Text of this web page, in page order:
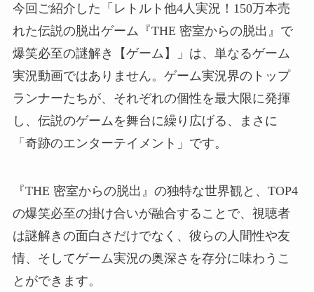
今回ご紹介した「レトルト他4人実況！150万本売
れた伝説の脱出ゲーム『THE 密室からの脱出』で
爆笑必至の謎解き【ゲーム】」は、単なるゲーム
実況動画ではありません。ゲーム実況界のトップ
ランナーたちが、それぞれの個性を最大限に発揮
し、伝説のゲームを舞台に繰り広げる、まさに
「奇跡のエンターテイメント」です。
『THE 密室からの脱出』の独特な世界観と、TOP4
の爆笑必至の掛け合いが融合することで、視聴者
は謎解きの面白さだけでなく、彼らの人間性や友
情、そしてゲーム実況の奥深さを存分に味わうこ
とができます。